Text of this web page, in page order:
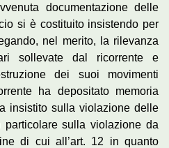
documentazione delle
si è costituito insistendo per
nel merito, la rilevanza
sollevate dal ricorrente e
dei suoi movimenti
ha depositato memoria
insistito sulla violazione delle
sulla violazione da
di cui all’art. 12 in quanto